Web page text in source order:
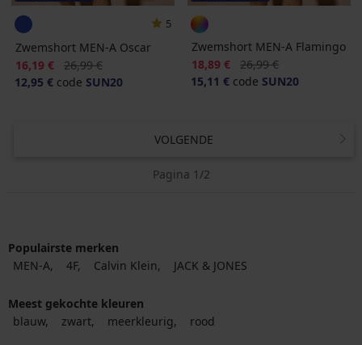
5
Zwemshort MEN-A Oscar
Korting
16,19 € Oorspronkelijke prijs
26,99 €
12,95 € code SUN20
Zwemshort MEN-A Flamingo
Korting
18,89 € Oorspronkelijke prijs
26,99 €
15,11 € code SUN20
VOLGENDE
Pagina 1/2
Populairste merken
MEN-A
4F Calvin Klein JACK & JONES
Meest gekochte kleuren
blauw
zwart meerkleurig rood